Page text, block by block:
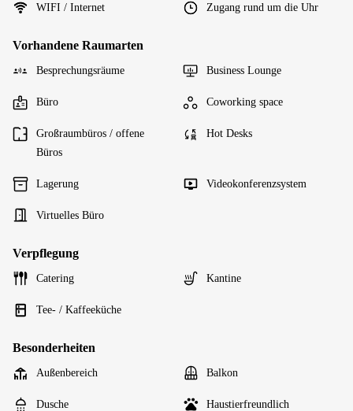
WIFI / Internet Zugang rund um die Uhr
Vorhandene Raumarten
Besprechungsräume Business Lounge
Büro Coworking space
Großraumbüros / offene
Büros
Hot Desks
Lagerung Videokonferenzsystem
Virtuelles Büro
Verpflegung
Catering Kantine
Tee- / Kaffeeküche
Besonderheiten
Außenbereich Balkon
Dusche Haustierfreundlich